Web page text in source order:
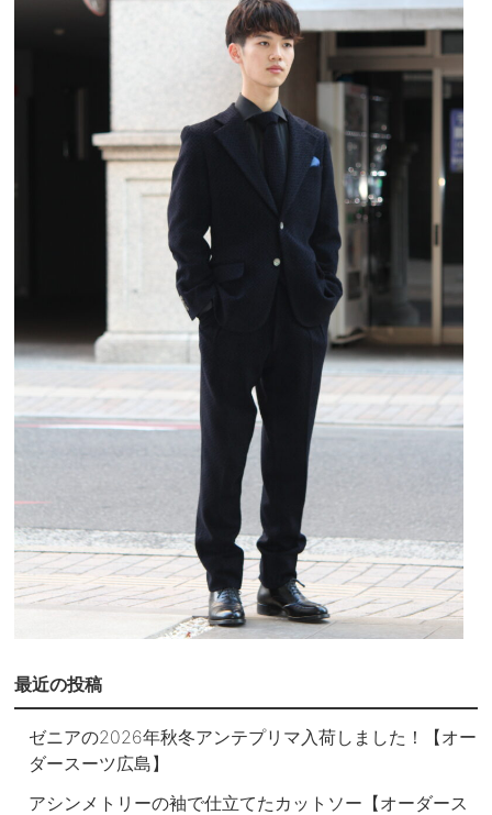
最近の投稿
ゼニアの2026年秋冬アンテプリマ入荷しました！【オー
ダースーツ広島】
アシンメトリーの袖で仕立てたカットソー【オーダース